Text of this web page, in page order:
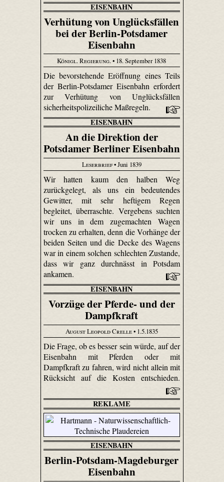
EISENBAHN
Verhütung von Unglücksfällen
bei der Berlin-Potsdamer
Eisenbahn
Königl. Regierung. • 18. September 1838
Die bevorstehende Eröffnung eines Teils
der Berlin-Potsdamer Eisenbahn erfordert
zur Verhütung von Unglücksfällen
sicherheitspolizeiliche Maßregeln.
EISENBAHN
An die Direktion der
Potsdamer Berliner Eisenbahn
Leserbrief• Juni 1839
Wir hatten kaum den halben Weg
zurückgelegt, als uns ein bedeutendes
Gewitter, mit sehr heftigem Regen
begleitet, überraschte. Vergebens suchten
wir uns in dem zugemachten Wagen
trocken zu erhalten, denn die Vorhänge der
beiden Seiten und die Decke des Wagens
war in einem solchen schlechten Zustande,
dass wir ganz durchnässt in Potsdam
ankamen.
EISENBAHN
Vorzüge der Pferde- und der
Dampfkraft
August Leopold Crelle• 1.5.1835
Die Frage, ob es besser sein würde, auf der
Eisenbahn mit Pferden oder mit
Dampfkraft zu fahren, wird nicht allein mit
Rücksicht auf die Kosten entschieden.
REKLAME
EISENBAHN
Berlin-Potsdam-Magdeburger
Eisenbahn